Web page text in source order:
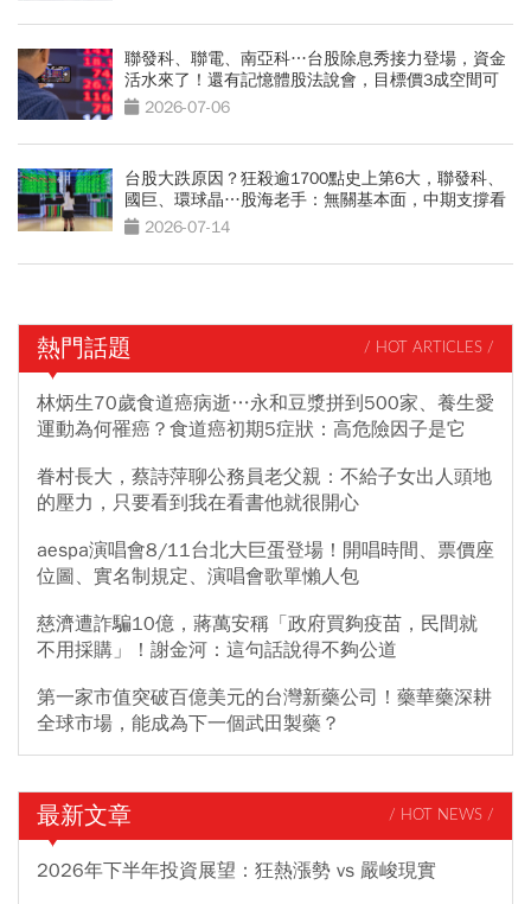
聯發科、聯電、南亞科…台股除息秀接力登場，資金
活水來了！還有記憶體股法說會，目標價3成空間可
以追？
2026-07-06
台股大跌原因？狂殺逾1700點史上第6大，聯發科、
國巨、環球晶…股海老手：無關基本面，中期支撐看
這關卡
2026-07-14
熱門話題 / HOT ARTICLES /
林炳生70歲食道癌病逝…永和豆漿拼到500家、養生愛
運動為何罹癌？食道癌初期5症狀：高危險因子是它
眷村長大，蔡詩萍聊公務員老父親：不給子女出人頭地
的壓力，只要看到我在看書他就很開心
aespa演唱會8/11台北大巨蛋登場！開唱時間、票價座
位圖、實名制規定、演唱會歌單懶人包
慈濟遭詐騙10億，蔣萬安稱「政府買夠疫苗，民間就
不用採購」！謝金河：這句話說得不夠公道
第一家市值突破百億美元的台灣新藥公司！藥華藥深耕
全球市場，能成為下一個武田製藥？
最新文章 / HOT NEWS /
2026年下半年投資展望：狂熱漲勢 vs 嚴峻現實